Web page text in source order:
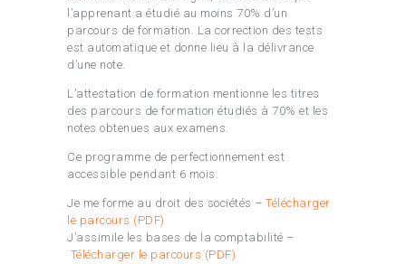
l’apprenant a étudié au moins 70% d’un
parcours de formation. La correction des tests
est automatique et donne lieu à la délivrance
d’une note.
L’attestation de formation mentionne les titres
des parcours de formation étudiés à 70% et les
notes obtenues aux examens.
Ce programme de perfectionnement est
accessible pendant 6 mois.
Je me forme au droit des sociétés – Télécharger
le parcours (PDF)
J’assimile les bases de la comptabilité –
Télécharger le parcours (PDF)